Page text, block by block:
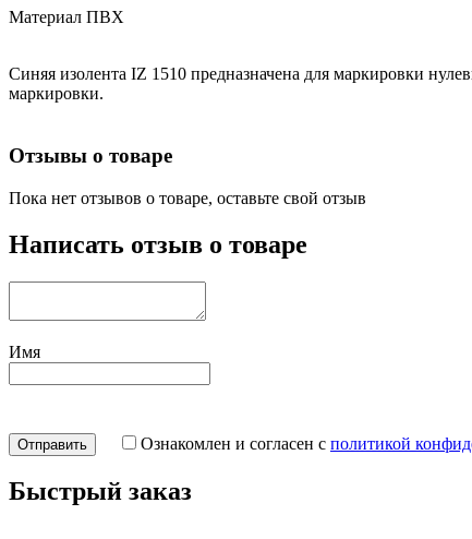
Материал ПВХ
Синяя изолента IZ 1510 предназначена для маркировки
маркировки.
Отзывы о товаре
Пока нет отзывов о товаре, оставьте свой отзыв
Написать отзыв о товаре
Имя
Ознакомлен и согласен с политикой
Быстрый заказ